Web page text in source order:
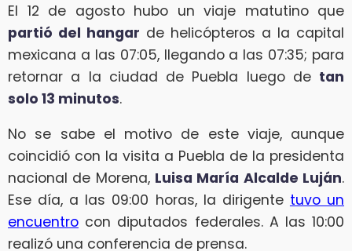
El 12 de agosto hubo un viaje matutino que
partió del hangar de helicópteros a la capital
mexicana a las 07:05, llegando a las 07:35; para
retornar a la ciudad de Puebla luego de tan
solo 13 minutos.
No se sabe el motivo de este viaje, aunque
coincidió con la visita a Puebla de la presidenta
nacional de Morena, Luisa María Alcalde Luján.
Ese día, a las 09:00 horas, la dirigente tuvo un
encuentro con diputados federales. A las 10:00
realizó una conferencia de prensa.